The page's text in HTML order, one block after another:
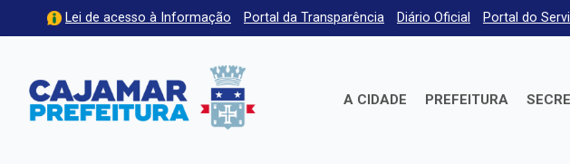
Lei de acesso à Informação Portal da Transparência Diário Oficial Portal do
A CIDADE PREFEITURA